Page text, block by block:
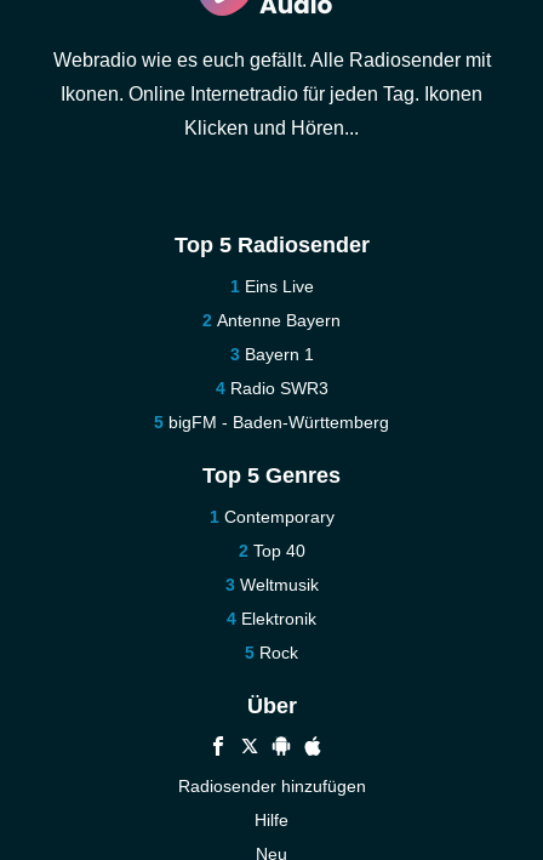
Webradio wie es euch gefällt. Alle Radiosender mit
Ikonen. Online Internetradio für jeden Tag. Ikonen
Klicken und Hören...
Top 5 Radiosender
Eins Live
Antenne Bayern
Bayern 1
Radio SWR3
bigFM - Baden-Württemberg
Top 5 Genres
Contemporary
Top 40
Weltmusik
Elektronik
Rock
Über
Radiosender hinzufügen
Hilfe
Neu